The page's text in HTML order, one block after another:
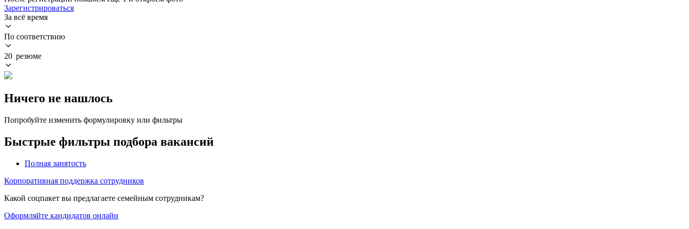
Зарегистрироваться
За всё время
По соответствию
20 резюме
Ничего не нашлось
Попробуйте изменить формулировку или фильтры
Быстрые фильтры подбора вакансий
Полная занятость
Корпоративная поддержка сотрудников
Какой соцпакет вы предлагаете семейным сотрудникам?
Оформляйте кандидатов онлайн